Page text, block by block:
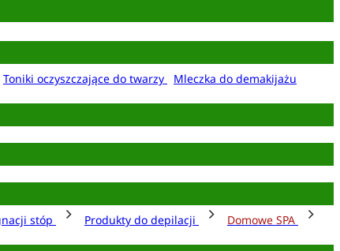
Toniki oczyszczające do twarzy
Mleczka do demakijażu
stóp Produkty do depilacji
Domowe SPA